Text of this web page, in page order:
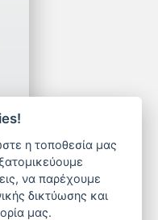
η τοποθεσία μας
να παρέχουμε
δικτύωσης και
μας.